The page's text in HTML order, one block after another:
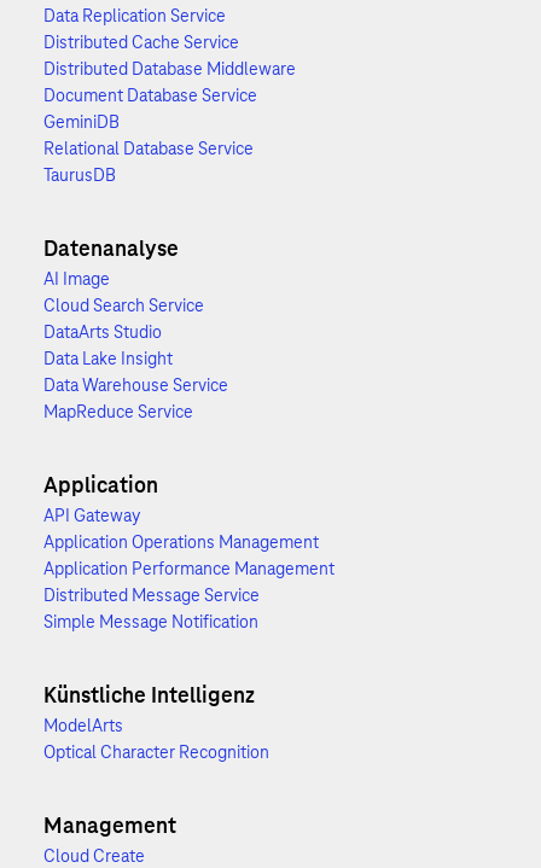
Data Replication Service
Distributed Cache Service
Distributed Database Middleware
Document Database Service
GeminiDB
Relational Database Service
TaurusDB
Datenanalyse
AI Image
Cloud Search Service
DataArts Studio
Data Lake Insight
Data Warehouse Service
MapReduce Service
Application
API Gateway
Application Operations Management
Application Performance Management
Distributed Message Service
Simple Message Notification
Künstliche Intelligenz
ModelArts
Optical Character Recognition
Management
Cloud Create